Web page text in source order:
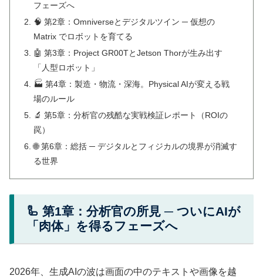
フェーズへ
🧠 第2章：Omniverseとデジタルツイン ─ 仮想の
Matrix でロボットを育てる
🤖 第3章：Project GR00TとJetson Thorが生み出す
「人型ロボット」
🏭 第4章：製造・物流・深海。Physical AIが変える戦
場のルール
🔬 第5章：分析官の残酷な実戦検証レポート（ROIの
罠）
🌐 第6章：総括 ─ デジタルとフィジカルの境界が消滅す
る世界
🦾 第1章：分析官の所見 ─ ついにAIが
「肉体」を得るフェーズへ
2026年、生成AIの波は画面の中のテキストや画像を越